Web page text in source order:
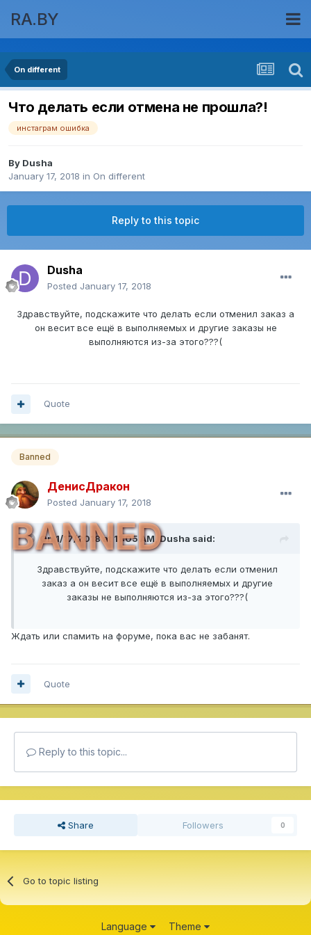
RA.BY
On different
Что делать если отмена не прошла?!
инстаграм ошибка
By Dusha
January 17, 2018 in On different
Reply to this topic
Dusha
Posted January 17, 2018
Здравствуйте, подскажите что делать если отменил заказ а
он весит все ещё в выполняемых и другие заказы не
выполняются из-за этого???(
Quote
Banned
ДенисДракон
Posted January 17, 2018
BANNED
On 1/17/2018 at 11:05 AM, Dusha said:
Здравствуйте, подскажите что делать если отменил
заказ а он весит все ещё в выполняемых и другие
заказы не выполняются из-за этого???(
Ждать или спамить на форуме, пока вас не забанят.
Quote
Reply to this topic...
Share Followers 0
Go to topic listing
Language Theme